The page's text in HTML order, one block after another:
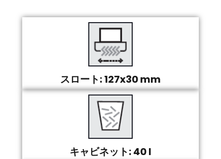
スロート: 127x30 mm
キャビネット: 40 l